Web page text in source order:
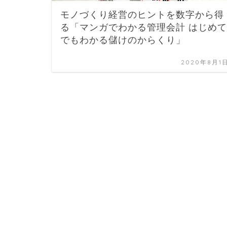
モノづくり経営のヒントを数字から得
る「マンガでわかる管理会計 はじめて
でもわかる儲けのからくり」
2020年8月1